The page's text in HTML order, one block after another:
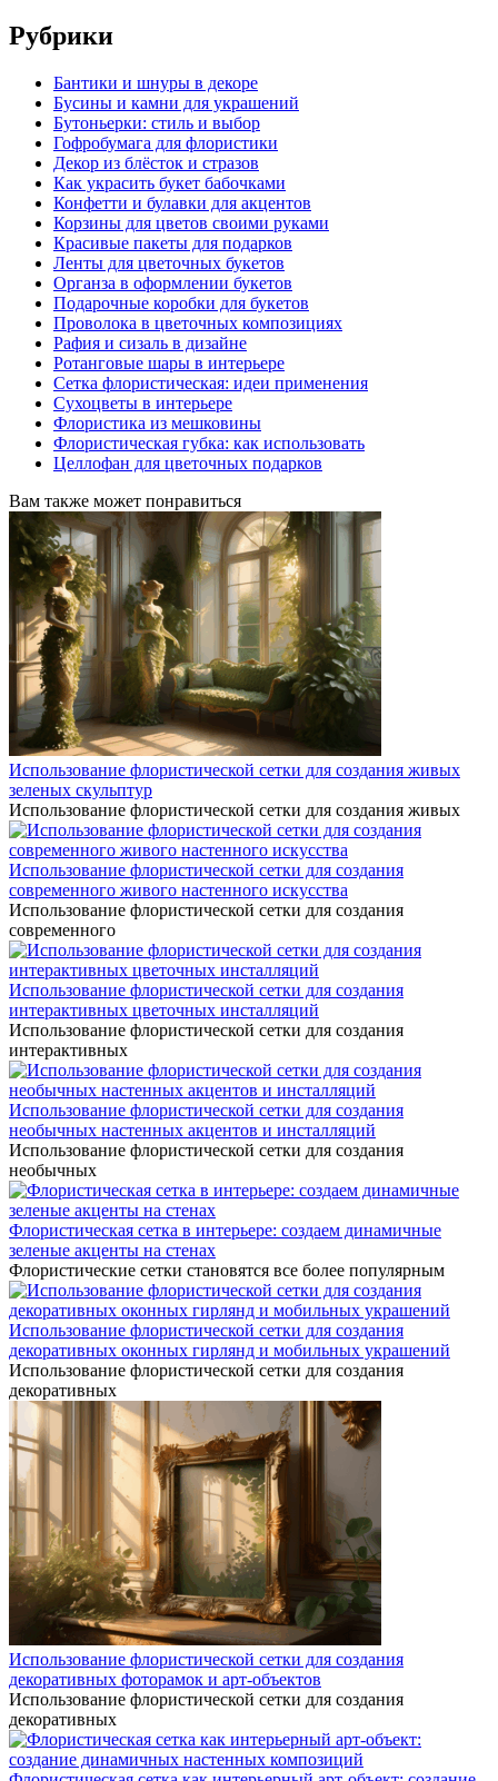
Рубрики
Бантики и шнуры в декоре
Бусины и камни для украшений
Бутоньерки: стиль и выбор
Гофробумага для флористики
Декор из блёсток и стразов
Как украсить букет бабочками
Конфетти и булавки для акцентов
Корзины для цветов своими руками
Красивые пакеты для подарков
Ленты для цветочных букетов
Органза в оформлении букетов
Подарочные коробки для букетов
Проволока в цветочных композициях
Рафия и сизаль в дизайне
Ротанговые шары в интерьере
Сетка флористическая: идеи применения
Сухоцветы в интерьере
Флористика из мешковины
Флористическая губка: как использовать
Целлофан для цветочных подарков
Вам также может понравиться
Использование флористической сетки для создания живых
зеленых скульптур
Использование флористической сетки для создания живых
Использование флористической сетки для создания
современного живого настенного искусства
Использование флористической сетки для создания
современного
Использование флористической сетки для создания
интерактивных цветочных инсталляций
Использование флористической сетки для создания
интерактивных
Использование флористической сетки для создания
необычных настенных акцентов и инсталляций
Использование флористической сетки для создания
необычных
Флористическая сетка в интерьере: создаем динамичные
зеленые акценты на стенах
Флористические сетки становятся все более популярным
Использование флористической сетки для создания
декоративных оконных гирлянд и мобильных украшений
Использование флористической сетки для создания
декоративных
Использование флористической сетки для создания
декоративных фоторамок и арт-объектов
Использование флористической сетки для создания
декоративных